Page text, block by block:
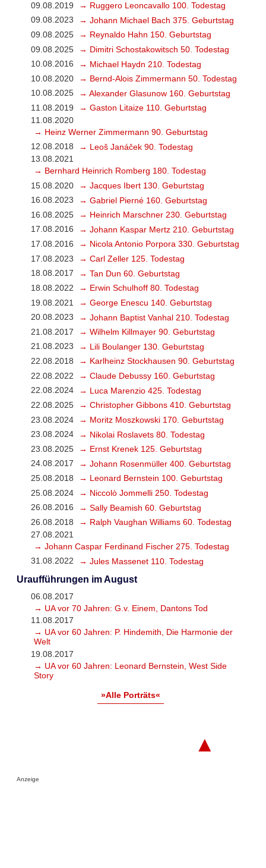
09.08.2019
→ Ruggero Leoncavallo 100. Todestag
09.08.2023
→ Johann Michael Bach 375. Geburtstag
09.08.2025
→ Reynaldo Hahn 150. Geburtstag
09.08.2025
→ Dimitri Schostakowitsch 50. Todestag
10.08.2016
→ Michael Haydn 210. Todestag
10.08.2020
→ Bernd-Alois Zimmermann 50. Todestag
10.08.2025
→ Alexander Glasunow 160. Geburtstag
11.08.2019
→ Gaston Litaize 110. Geburtstag
11.08.2020
→ Heinz Werner Zimmermann 90. Geburtstag
12.08.2018
→ Leoš Janáček 90. Todestag
13.08.2021
→ Bernhard Heinrich Romberg 180. Todestag
15.08.2020
→ Jacques Ibert 130. Geburtstag
16.08.2023
→ Gabriel Pierné 160. Geburtstag
16.08.2025
→ Heinrich Marschner 230. Geburtstag
17.08.2016
→ Johann Kaspar Mertz 210. Geburtstag
17.08.2016
→ Nicola Antonio Porpora 330. Geburtstag
17.08.2023
→ Carl Zeller 125. Todestag
18.08.2017
→ Tan Dun 60. Geburtstag
18.08.2022
→ Erwin Schulhoff 80. Todestag
19.08.2021
→ George Enescu 140. Geburtstag
20.08.2023
→ Johann Baptist Vanhal 210. Todestag
21.08.2017
→ Wilhelm Killmayer 90. Geburtstag
21.08.2023
→ Lili Boulanger 130. Geburtstag
22.08.2018
→ Karlheinz Stockhausen 90. Geburtstag
22.08.2022
→ Claude Debussy 160. Geburtstag
22.08.2024
→ Luca Marenzio 425. Todestag
22.08.2025
→ Christopher Gibbons 410. Geburtstag
23.08.2024
→ Moritz Moszkowski 170. Geburtstag
23.08.2024
→ Nikolai Roslavets 80. Todestag
23.08.2025
→ Ernst Krenek 125. Geburtstag
24.08.2017
→ Johann Rosenmüller 400. Geburtstag
25.08.2018
→ Leonard Bernstein 100. Geburtstag
25.08.2024
→ Niccolò Jommelli 250. Todestag
26.08.2016
→ Sally Beamish 60. Geburtstag
26.08.2018
→ Ralph Vaughan Williams 60. Todestag
27.08.2021
→ Johann Caspar Ferdinand Fischer 275. Todestag
31.08.2022
→ Jules Massenet 110. Todestag
Uraufführungen im August
06.08.2017
→ UA vor 70 Jahren: G.v. Einem, Dantons Tod
11.08.2017
→ UA vor 60 Jahren: P. Hindemith, Die Harmonie der
Welt
19.08.2017
→ UA vor 60 Jahren: Leonard Bernstein, West Side
Story
»Alle Porträts«
▲
Anzeige